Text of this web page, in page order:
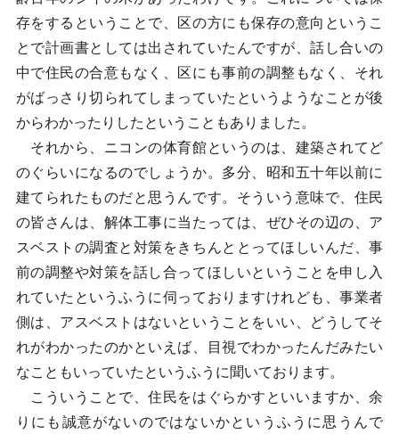
存をするということで、区の方にも保存の意向というこ
とで計画書としては出されていたんですが、話し合いの
中で住民の合意もなく、区にも事前の調整もなく、それ
がばっさり切られてしまっていたというようなことが後
からわかったりしたということもありました。
それから、ニコンの体育館というのは、建築されてど
のぐらいになるのでしょうか。多分、昭和五十年以前に
建てられたものだと思うんです。そういう意味で、住民
の皆さんは、解体工事に当たっては、ぜひその辺の、ア
スベストの調査と対策をきちんととってほしいんだ、事
前の調整や対策を話し合ってほしいということを申し入
れていたというふうに伺っておりますけれども、事業者
側は、アスベストはないということをいい、どうしてそ
れがわかったのかといえば、目視でわかったんだみたい
なこともいっていたというふうに聞いております。
こういうことで、住民をはぐらかすといいますか、余
りにも誠意がないのではないかというふうに思うんで